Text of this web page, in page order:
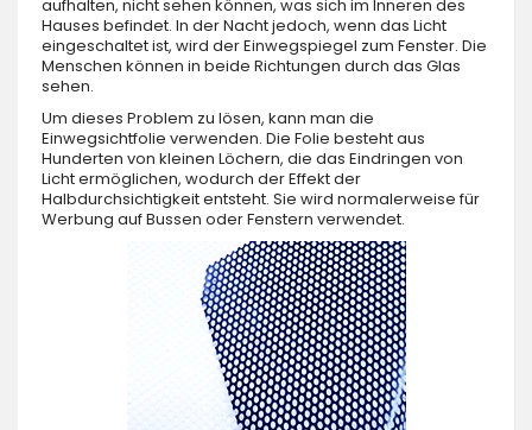
aufhalten, nicht sehen können, was sich im Inneren des
Hauses befindet. In der Nacht jedoch, wenn das Licht
eingeschaltet ist, wird der Einwegspiegel zum Fenster. Die
Menschen können in beide Richtungen durch das Glas
sehen.
Um dieses Problem zu lösen, kann man die
Einwegsichtfolie verwenden. Die Folie besteht aus
Hunderten von kleinen Löchern, die das Eindringen von
Licht ermöglichen, wodurch der Effekt der
Halbdurchsichtigkeit entsteht. Sie wird normalerweise für
Werbung auf Bussen oder Fenstern verwendet.